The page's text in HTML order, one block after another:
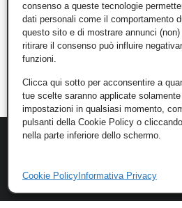
consenso a queste tecnologie
dati personali come il comportamento
questo sito e di mostrare annunci
ritirare il consenso può influire
funzioni.
Clicca qui sotto per acconsentire a
tue scelte saranno applicate
impostazioni in qualsiasi momento,
pulsanti della Cookie Policy o
nella parte inferiore dello schermo.
Cookie Policy Informativa Privacy